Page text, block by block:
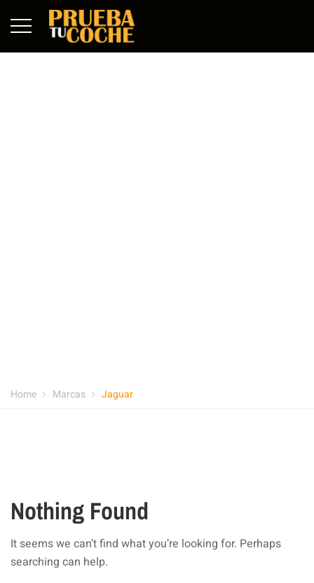
Home Marcas Jaguar
Nothing Found
It seems we can’t find what you’re looking for. Perhaps
searching can help.